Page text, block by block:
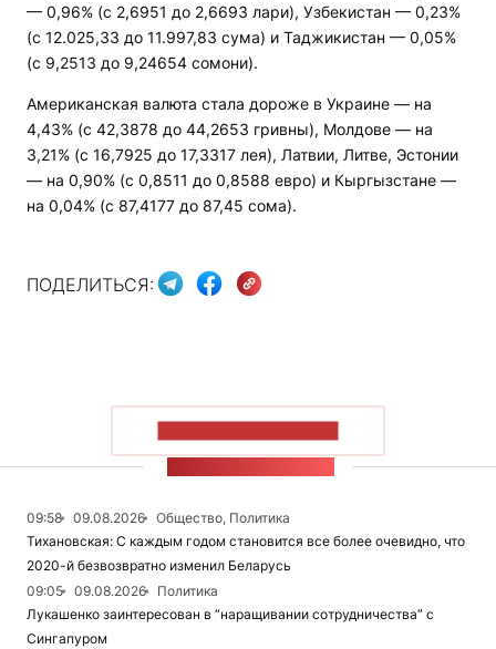
— 0,96% (с 2,6951 до 2,6693 лари), Узбекистан — 0,23%
(с 12.025,33 до 11.997,83 сума) и Таджикистан — 0,05%
(с 9,2513 до 9,24654 сомони).
Американская валюта стала дороже в Украине — на
4,43% (с 42,3878 до 44,2653 гривны), Молдове — на
3,21% (с 16,7925 до 17,3317 лея), Латвии, Литве, Эстонии
— на 0,90% (с 0,8511 до 0,8588 евро) и Кыргызстане —
на 0,04% (с 87,4177 до 87,45 сома).
ПОДЕЛИТЬСЯ:
09:58 09.08.2026
Общество, Политика
Тихановская: С каждым годом становится все более очевидно, что
2020-й безвозвратно изменил Беларусь
09:05
09.08.2026
Политика
Лукашенко заинтересован в “наращивании сотрудничества” с
Сингапуром